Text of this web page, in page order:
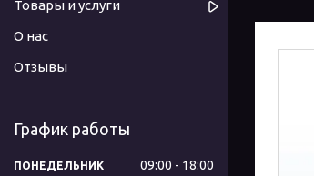
Товары и услуги
О нас
Отзывы
График работы
ПОНЕДЕЛЬНИК 09:00 18:00